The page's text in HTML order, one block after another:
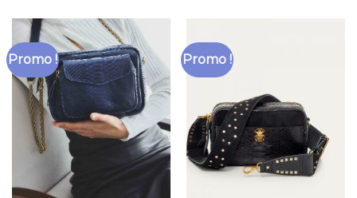
Promo ! Promo !